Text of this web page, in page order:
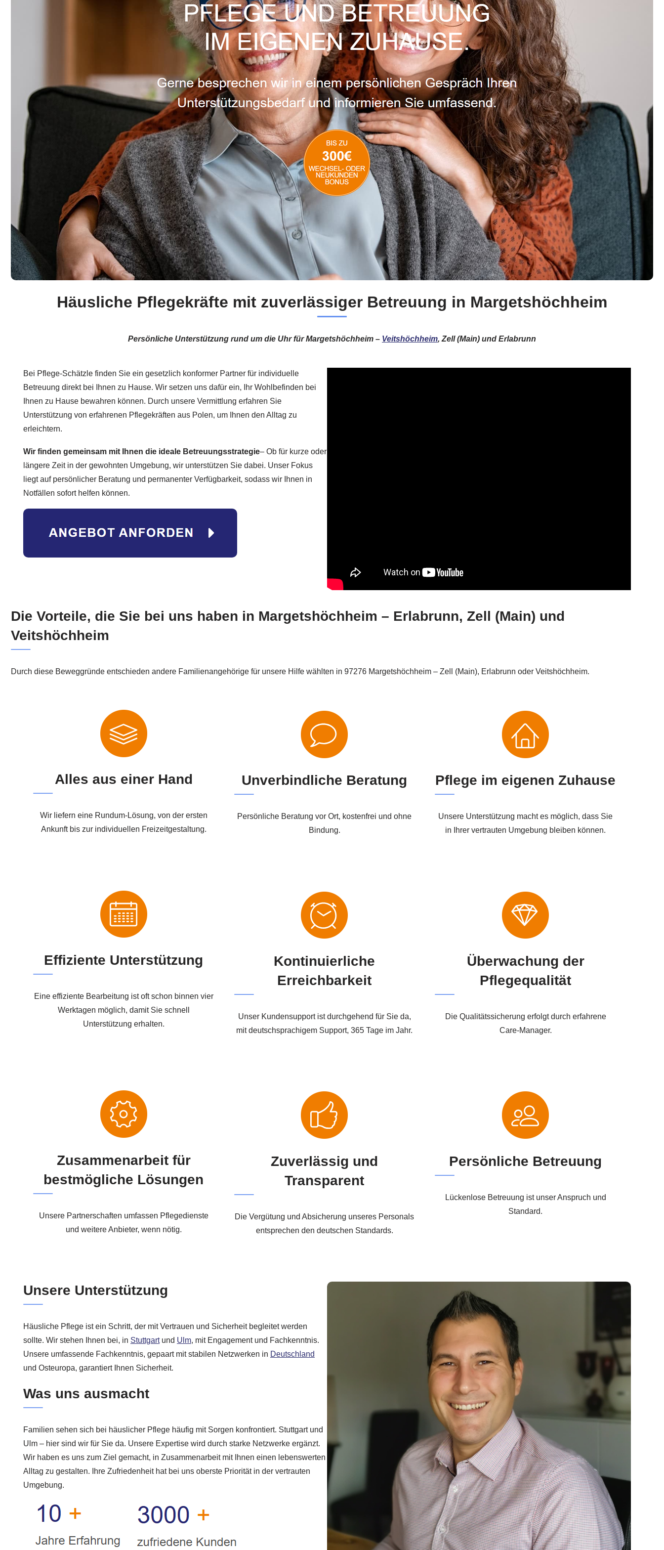
Häusliche Pflegekräfte mit zuverlässiger Betreuung in Margetshöchheim
Persönliche Unterstützung rund um die Uhr für Margetshöchheim – Veitshöchheim, Zell (Main) und Erlabrunn
Bei Pflege-Schätzle finden Sie ein gesetzlich konformer Partner für individuelle
Betreuung direkt bei Ihnen zu Hause. Wir setzen uns dafür ein, Ihr Wohlbefinden bei
Ihnen zu Hause bewahren können. Durch unsere Vermittlung erfahren Sie
Unterstützung von erfahrenen Pflegekräften aus Polen, um Ihnen den Alltag zu
erleichtern.
Wir finden gemeinsam mit Ihnen die ideale Betreuungsstrategie– Ob für kurze oder
längere Zeit in der gewohnten Umgebung, wir unterstützen Sie dabei. Unser Fokus
liegt auf persönlicher Beratung und permanenter Verfügbarkeit, sodass wir Ihnen in
Notfällen sofort helfen können.
Die Vorteile, die Sie bei uns haben in Margetshöchheim – Erlabrunn, Zell (Main) und
Veitshöchheim
Durch diese Beweggründe entschieden andere Familienangehörige für unsere Hilfe wählten in 97276 Margetshöchheim – Zell (Main), Erlabrunn oder Veitshöchheim.
Alles aus einer Hand
Wir liefern eine Rundum-Lösung, von der ersten
Ankunft bis zur individuellen Freizeitgestaltung.
Unverbindliche Beratung
Persönliche Beratung vor Ort, kostenfrei und ohne
Bindung.
Pflege im eigenen Zuhause
Unsere Unterstützung macht es möglich, dass Sie
in Ihrer vertrauten Umgebung bleiben können.
Effiziente Unterstützung
Eine effiziente Bearbeitung ist oft schon binnen vier
Werktagen möglich, damit Sie schnell
Unterstützung erhalten.
Kontinuierliche
Erreichbarkeit
Unser Kundensupport ist durchgehend für Sie da,
mit deutschsprachigem Support, 365 Tage im Jahr.
Überwachung der
Pflegequalität
Die Qualitätssicherung erfolgt durch erfahrene
Care-Manager.
Zusammenarbeit für
bestmögliche Lösungen
Unsere Partnerschaften umfassen Pflegedienste
und weitere Anbieter, wenn nötig.
Zuverlässig und
Transparent
Die Vergütung und Absicherung unseres Personals
entsprechen den deutschen Standards.
Persönliche Betreuung
Lückenlose Betreuung ist unser Anspruch und
Standard.
Unsere Unterstützung
Häusliche Pflege ist ein Schritt, der mit Vertrauen und Sicherheit begleitet werden
sollte. Wir stehen Ihnen bei, in Stuttgartund Ulm, mit Engagement und Fachkenntnis.
Unsere umfassende Fachkenntnis, gepaart mit stabilen Netzwerken in Deutschland
und Osteuropa, garantiert Ihnen Sicherheit.
Was uns ausmacht
Familien sehen sich bei häuslicher Pflege häufig mit Sorgen konfrontiert. Stuttgart und
Ulm – hier sind wir für Sie da. Unsere Expertise wird durch starke Netzwerke ergänzt.
Wir haben es uns zum Ziel gemacht, in Zusammenarbeit mit Ihnen einen lebenswerten
Alltag zu gestalten. Ihre Zufriedenheit hat bei uns oberste Priorität in der vertrauten
Umgebung.